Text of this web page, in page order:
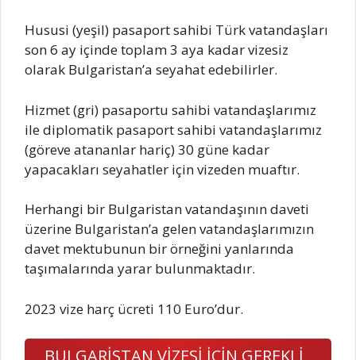
Hususi (yeşil) pasaport sahibi Türk vatandaşları
son 6 ay içinde toplam 3 aya kadar vizesiz
olarak Bulgaristan’a seyahat edebilirler.
Hizmet (gri) pasaportu sahibi vatandaşlarımız
ile diplomatik pasaport sahibi vatandaşlarımız
(göreve atananlar hariç) 30 güne kadar
yapacakları seyahatler için vizeden muaftır.
Herhangi bir Bulgaristan vatandaşının daveti
üzerine Bulgaristan’a gelen vatandaşlarımızın
davet mektubunun bir örneğini yanlarında
taşımalarında yarar bulunmaktadır.
2023 vize harç ücreti 110 Euro’dur.